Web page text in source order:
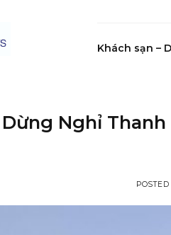
Khách sạn –
Nghỉ Thanh